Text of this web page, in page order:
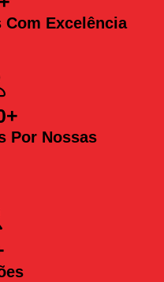
Excelência
Por Nossas
+